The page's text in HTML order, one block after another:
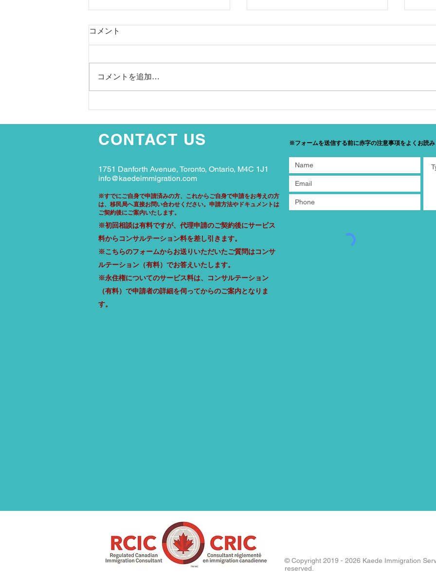
Working Holiday Program
will open on March 1, 2021
due to current travel restrictions,
Working Holiday candidates will
Update about PGWP
IRCC announced on February 12,
be eligible for...
コメント
コメントを追加…
CONTACT US ※フォームを送信する前に赤字の注意事項をよく お読み
1751 Danforth Avenue, Toronto, Ontario, M4C 1J1
info@kaedeimmigration.com
※すでにご自身で申請済みの方、これからご自身で申請をお考えの方
は、移民局へ直接お問い合わせください。​申請方法やドキュメントは
ご契約後にご案内いたします。
​※初回相談は有料ですが、代理申請のご契約後にサービス
料からコンサルテーション料を差し引きます。
※こちらのフォームからお送りいただいたご質問はコンサ
ルテーション（有料）でお答えいたします。
※永住権についてのサービス料は、
コンサルテーション
（有料）で申請者の詳細を伺ってからのご案内となりま
す。
© Copyright 2019 - 2026 Kaede Immigration
reserved.